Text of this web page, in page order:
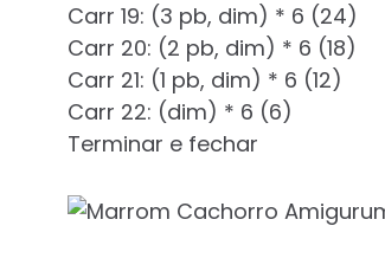
Carr 19: (3 pb, dim) * 6 (24)
Carr 20: (2 pb, dim) * 6 (18)
Carr 21: (1 pb, dim) * 6 (12)
Carr 22: (dim) * 6 (6)
Terminar e fechar